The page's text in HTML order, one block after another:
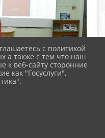
с политикой
а также с тем что наш
к веб-сайту сторонние
как "Госуслуги",